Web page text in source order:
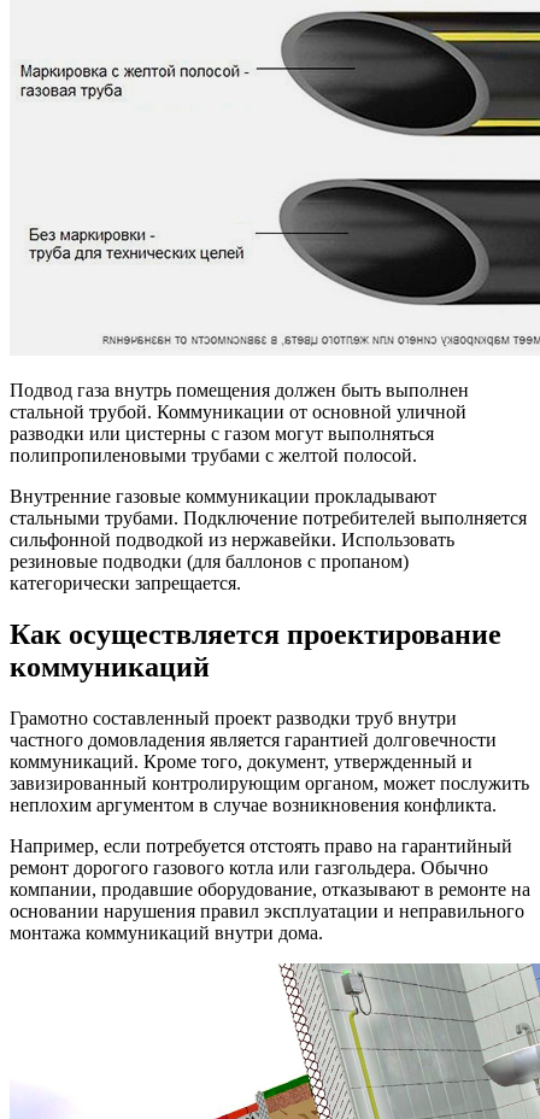
Подвод газа внутрь помещения должен быть выполнен
стальной трубой. Коммуникации от основной уличной
разводки или цистерны с газом могут выполняться
полипропиленовыми трубами с желтой полосой.
Внутренние газовые коммуникации прокладывают
стальными трубами. Подключение потребителей выполняется
сильфонной подводкой из нержавейки. Использовать
резиновые подводки (для баллонов с пропаном)
категорически запрещается.
Как осуществляется проектирование
коммуникаций
Грамотно составленный проект разводки труб внутри
частного домовладения является гарантией долговечности
коммуникаций. Кроме того, документ, утвержденный и
завизированный контролирующим органом, может послужить
неплохим аргументом в случае возникновения конфликта.
Например, если потребуется отстоять право на гарантийный
ремонт дорогого газового котла или газгольдера. Обычно
компании, продавшие оборудование, отказывают в ремонте на
основании нарушения правил эксплуатации и неправильного
монтажа коммуникаций внутри дома.